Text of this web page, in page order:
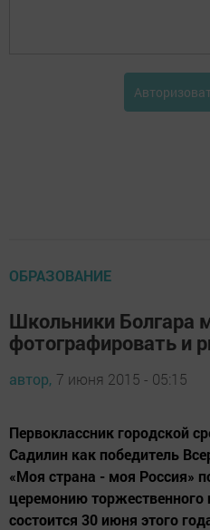
ОБРАЗОВАНИЕ
Школьники Болгара
фотографировать и
автор, 7 июня 2015 - 05:15
Первоклассник городской
Садилин как победитель
«Моя страна - моя Россия»
церемонию торжественного
состоится 30 июня этого